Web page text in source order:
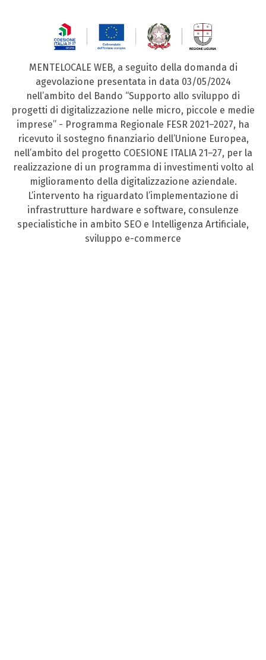
MENTELOCALE WEB, a seguito della domanda di
agevolazione presentata in data 03/05/2024
nell’ambito del Bando “Supporto allo sviluppo di
progetti di digitalizzazione nelle micro, piccole e medie
imprese” - Programma Regionale FESR 2021–2027, ha
ricevuto il sostegno finanziario dell’Unione Europea,
nell’ambito del progetto COESIONE ITALIA 21–27, per la
realizzazione di un programma di investimenti volto al
miglioramento della digitalizzazione aziendale.
L’intervento ha riguardato l’implementazione di
infrastrutture hardware e software, consulenze
specialistiche in ambito SEO e Intelligenza Artificiale,
sviluppo e-commerce